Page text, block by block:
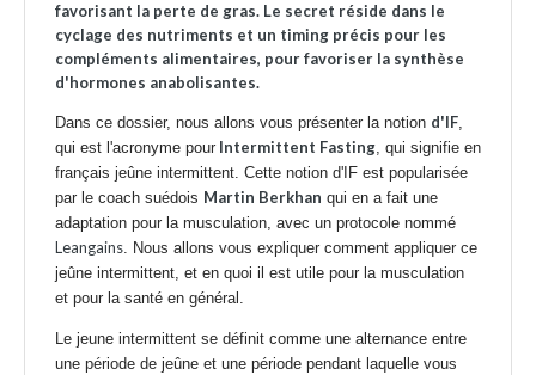
favorisant la perte de gras. Le secret réside dans le
cyclage des nutriments et un timing précis pour les
compléments alimentaires, pour favoriser la synthèse
d'hormones anabolisantes.
Dans ce dossier, nous allons vous présenter la notion d'IF,
qui est l'acronyme pour Intermittent Fasting, qui signifie en
français jeûne intermittent. Cette notion d'IF est popularisée
par le coach suédois Martin Berkhan qui en a fait une
adaptation pour la musculation, avec un protocole nommé
Leangains. Nous allons vous expliquer comment appliquer ce
jeûne intermittent, et en quoi il est utile pour la musculation
et pour la santé en général.
Le jeune intermittent se définit comme une alternance entre
une période de jeûne et une période pendant laquelle vous